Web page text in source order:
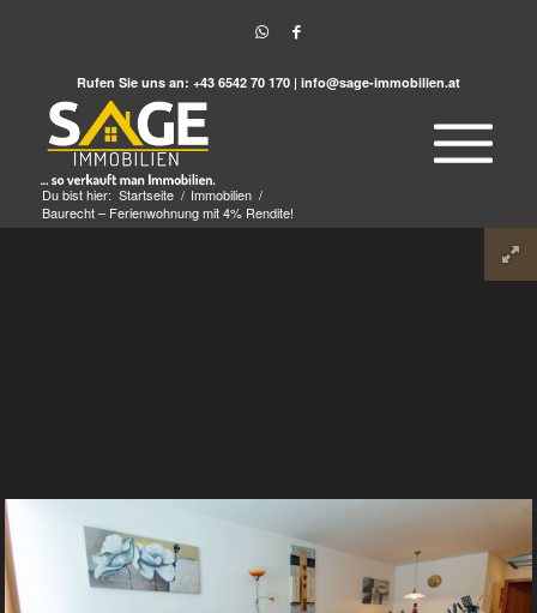
Rufen Sie uns an: +43 6542 70 170 | info@sage-immobilien.at
Du bist hier: Startseite / Immobilien /
Baurecht – Ferienwohnung mit 4% Rendite!